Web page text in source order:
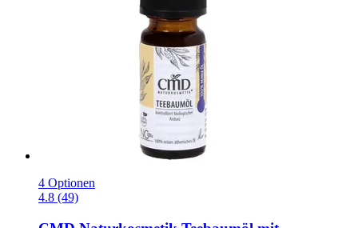
4 Optionen
4.8 (49)